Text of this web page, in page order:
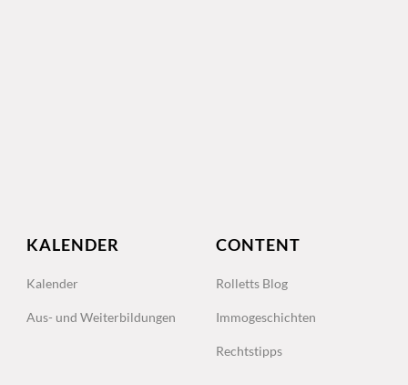
KALENDER
Kalender
Aus- und Weiterbildungen
CONTENT
Rolletts Blog
Immogeschichten
Rechtstipps